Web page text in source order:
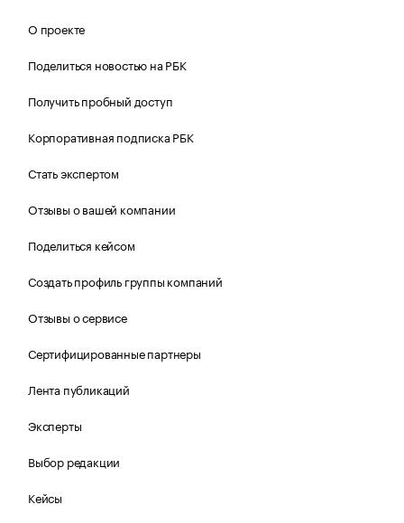
О проекте
Поделиться новостью на РБК
Получить пробный доступ
Корпоративная подписка РБК
Стать экспертом
Отзывы о вашей компании
Поделиться кейсом
Создать профиль группы компаний
Отзывы о сервисе
Сертифицированные партнеры
Лента публикаций
Эксперты
Выбор редакции
Кейсы